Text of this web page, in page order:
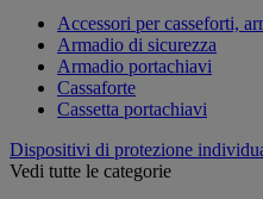
Accessori per casseforti,
Armadio di sicurezza
Armadio portachiavi
Cassaforte
Cassetta portachiavi
Dispositivi di protezione
Vedi tutte le categorie